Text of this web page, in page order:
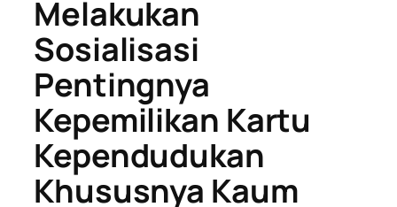
Melakukan
Sosialisasi
Pentingnya
Kepemilikan Kartu
Kependudukan
Khususnya Kaum